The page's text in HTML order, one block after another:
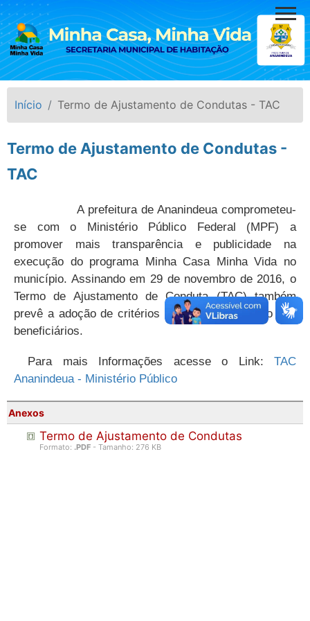
Início Termo de Ajustamento de Condutas - TAC
Termo de Ajustamento de Condutas -
TAC
A prefeitura de Ananindeua comprometeu-
se com o Ministério Público Federal (MPF) a
promover mais transparência e publicidade na
execução do programa Minha Casa Minha Vida no
município. Assinando em 29 de novembro de 2016, o
Termo de Ajustamento de Conduta (TAC) também
prevê a adoção de critérios objetivos de seleção dos
beneficiários.
Para mais Informações acesse o Link: TAC
Ananindeua - Ministério Público
Anexos
Termo de Ajustamento de Condutas
Formato: .PDF - Tamanho: 276 KB